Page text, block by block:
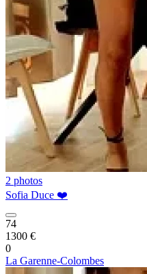
2 photos
Sofia Duce ❤️
74
1300 €
0
La Garenne-Colombes